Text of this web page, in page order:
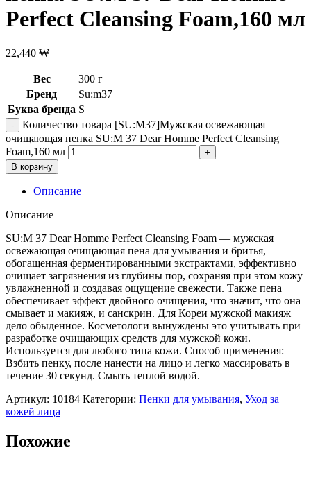
Perfect Cleansing Foam,160 мл
22,440 ₩
Вес
300 г
Бренд
Su:m37
Буква бренда S
Количество товара [SU:M37]Мужская освежающая
очищающая пенка SU:M 37 Dear Homme Perfect Cleansing
Foam,160 мл
В корзину
Описание
Описание
SU:M 37 Dear Homme Perfect Cleansing Foam — мужская
освежающая очищающая пена для умывания и бритья,
обогащенная ферментированными экстрактами, эффективно
очищает загрязнения из глубины пор, сохраняя при этом кожу
увлажненной и создавая ощущение свежести. Также пена
обеспечивает эффект двойного очищения, что значит, что она
смывает и макияж, и санскрин. Для Кореи мужской макияж
дело обыденное. Косметологи вынуждены это учитывать при
разработке очищающих средств для мужской кожи.
Используется для любого типа кожи. Способ применения:
Взбить пенку, после нанести на лицо и легко массировать в
течение 30 секунд. Смыть теплой водой.
Артикул: 10184 Категории: Пенки для умывания, Уход за
кожей лица
Похожие